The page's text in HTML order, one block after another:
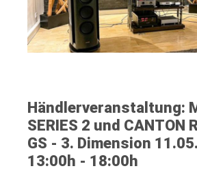
Händlerveranstaltung:
SERIES 2 und CANTON
GS - 3. Dimension
13:00h - 18:00h